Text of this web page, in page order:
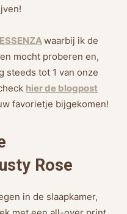
ESSENZAwaarbij ik de
mocht proberen en,
steeds tot 1 van onze
hier de blogpost
favorietje bijgekomen!
Rose
in de slaapkamer,